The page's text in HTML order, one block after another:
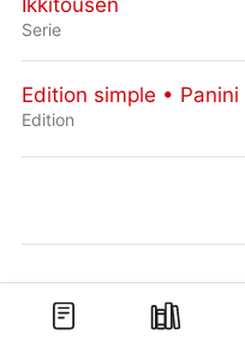
Serie
Edition simple • Panini
Edition